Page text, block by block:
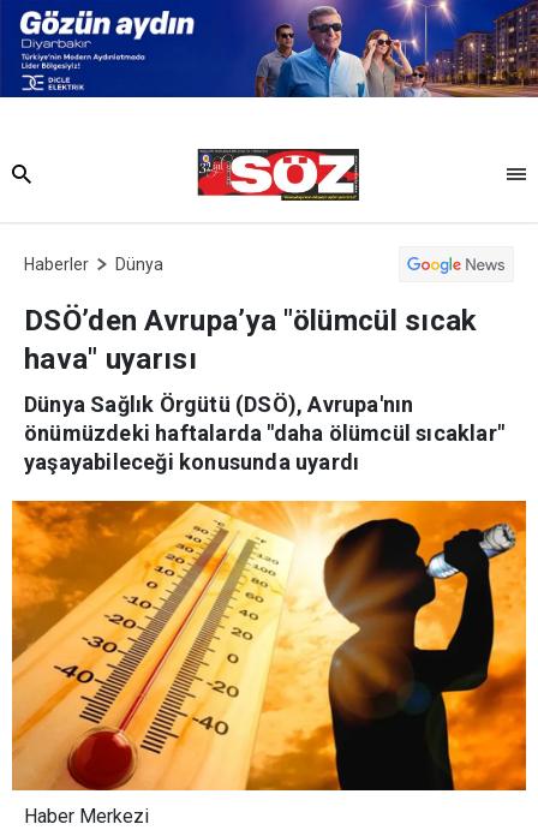
Haberler Dünya
DSÖ’den Avrupa’ya "ölümcül sıcak
hava" uyarısı
Dünya Sağlık Örgütü (DSÖ), Avrupa'nın
önümüzdeki haftalarda "daha ölümcül sıcaklar"
yaşayabileceği konusunda uyardı
Haber Merkezi